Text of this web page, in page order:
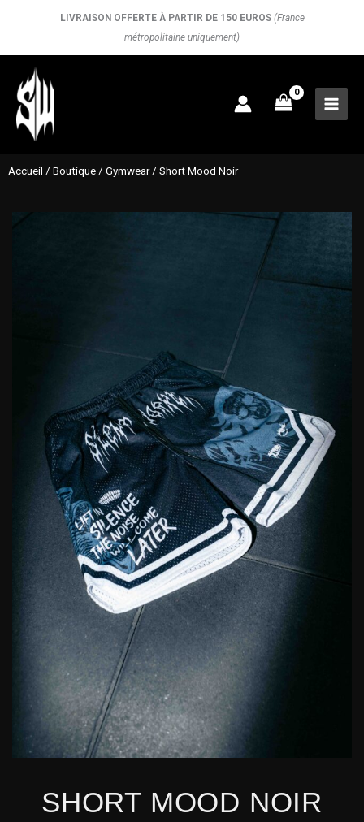
LIVRAISON OFFERTE À PARTIR DE 150 EUROS (France
métropolitaine uniquement)
Accueil / Boutique / Gymwear/ Short Mood Noir
SHORT MOOD NOIR